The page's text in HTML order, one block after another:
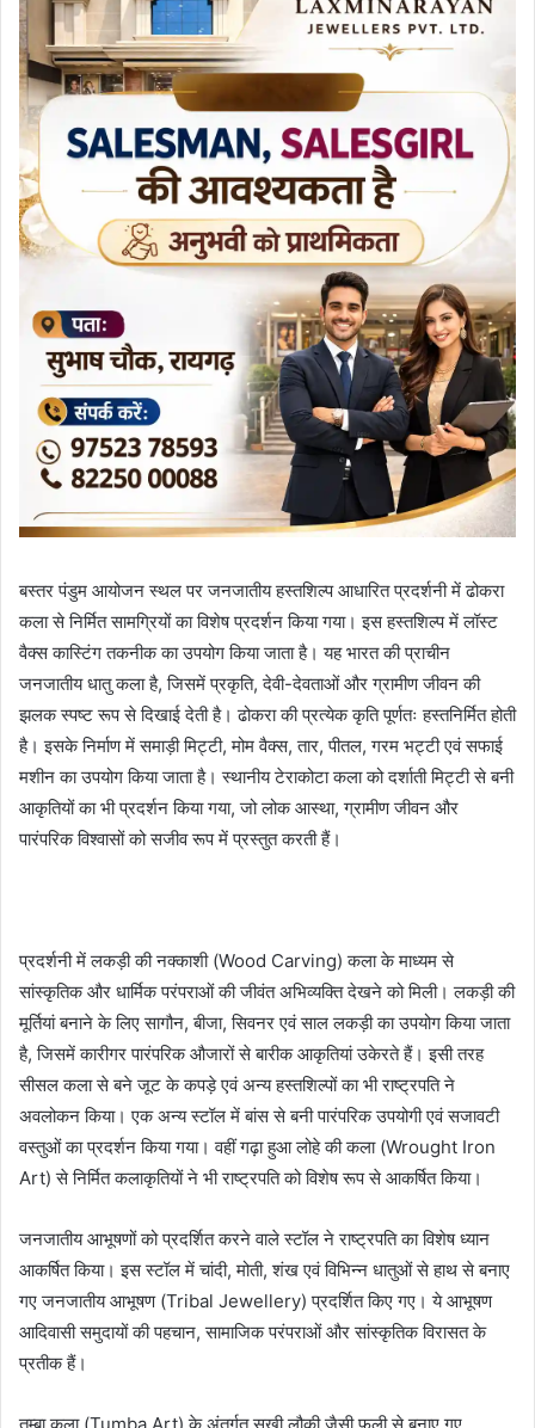
बस्तर पंडुम आयोजन स्थल पर जनजातीय हस्तशिल्प आधारित प्रदर्शनी में ढोकरा
कला से निर्मित सामग्रियों का विशेष प्रदर्शन किया गया। इस हस्तशिल्प में लॉस्ट
वैक्स कास्टिंग तकनीक का उपयोग किया जाता है। यह भारत की प्राचीन
जनजातीय धातु कला है, जिसमें प्रकृति, देवी-देवताओं और ग्रामीण जीवन की
झलक स्पष्ट रूप से दिखाई देती है। ढोकरा की प्रत्येक कृति पूर्णतः हस्तनिर्मित होती
है। इसके निर्माण में समाड़ी मिट्टी, मोम वैक्स, तार, पीतल, गरम भट्टी एवं सफाई
मशीन का उपयोग किया जाता है। स्थानीय टेराकोटा कला को दर्शाती मिट्टी से बनी
आकृतियों का भी प्रदर्शन किया गया, जो लोक आस्था, ग्रामीण जीवन और
पारंपरिक विश्वासों को सजीव रूप में प्रस्तुत करती हैं।
प्रदर्शनी में लकड़ी की नक्काशी (Wood Carving) कला के माध्यम से
सांस्कृतिक और धार्मिक परंपराओं की जीवंत अभिव्यक्ति देखने को मिली। लकड़ी की
मूर्तियां बनाने के लिए सागौन, बीजा, सिवनर एवं साल लकड़ी का उपयोग किया जाता
है, जिसमें कारीगर पारंपरिक औजारों से बारीक आकृतियां उकेरते हैं। इसी तरह
सीसल कला से बने जूट के कपड़े एवं अन्य हस्तशिल्पों का भी राष्ट्रपति ने
अवलोकन किया। एक अन्य स्टॉल में बांस से बनी पारंपरिक उपयोगी एवं सजावटी
वस्तुओं का प्रदर्शन किया गया। वहीं गढ़ा हुआ लोहे की कला (Wrought Iron
Art) से निर्मित कलाकृतियों ने भी राष्ट्रपति को विशेष रूप से आकर्षित किया।
जनजातीय आभूषणों को प्रदर्शित करने वाले स्टॉल ने राष्ट्रपति का विशेष ध्यान
आकर्षित किया। इस स्टॉल में चांदी, मोती, शंख एवं विभिन्न धातुओं से हाथ से बनाए
गए जनजातीय आभूषण (Tribal Jewellery) प्रदर्शित किए गए। ये आभूषण
आदिवासी समुदायों की पहचान, सामाजिक परंपराओं और सांस्कृतिक विरासत के
प्रतीक हैं।